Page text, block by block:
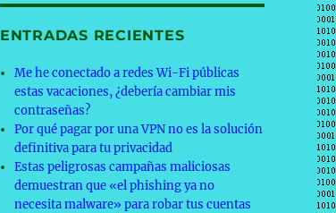
ENTRADAS RECIENTES
Me he conectado a redes Wi-Fi públicas
estas vacaciones, ¿debería cambiar mis
contraseñas?
Por qué pagar por una VPN no es la solución
definitiva para tu privacidad
Estas peligrosas campañas maliciosas
demuestran que «el phishing ya no
necesita malware» para robar tus cuentas